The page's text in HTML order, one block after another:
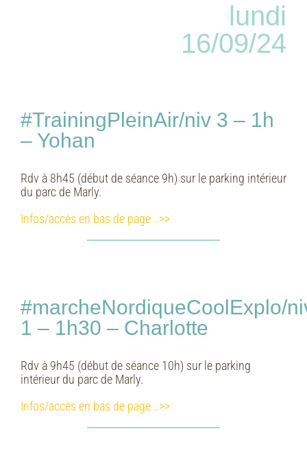
lundi
16/09/24
#TrainingPleinAir/niv 3 – 1h
– Yohan
Rdv à 8h45 (début de séance 9h) sur le parking intérieur
du parc de Marly.
Infos/accès en bas de page ..>>
#marcheNordiqueCoolExplo/
1 – 1h30 – Charlotte
Rdv à 9h45 (début de séance 10h) sur le parking
intérieur du parc de Marly.
Infos/accès en bas de page ..>>